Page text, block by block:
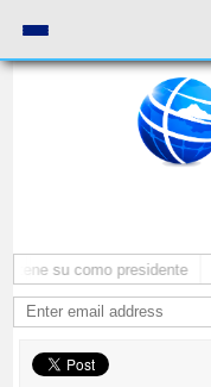
su como presidente